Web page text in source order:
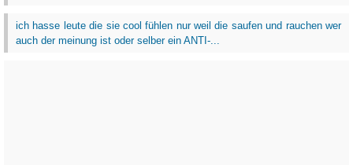
ich hasse leute die sie cool fühlen nur weil die saufen und rauchen wer
auch der meinung ist oder selber ein ANTI-...